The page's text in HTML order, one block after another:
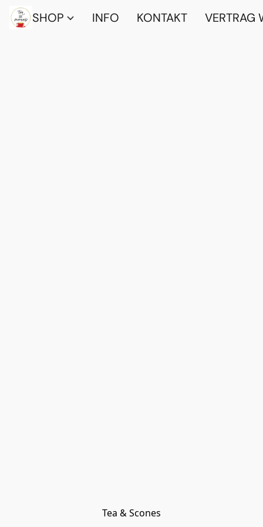
SHOP INFO KONTAKT VERTRAG
Tea & Scones